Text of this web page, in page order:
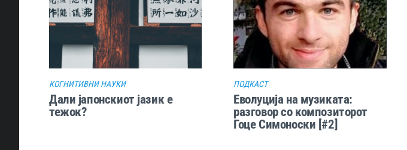
КОГНИТИВНИ НАУКИ
Дали јапонскиот јазик е
тежок?
ПОДКАСТ
Еволуција на музиката:
разговор со композиторот
Гоце Симоноски [#2]